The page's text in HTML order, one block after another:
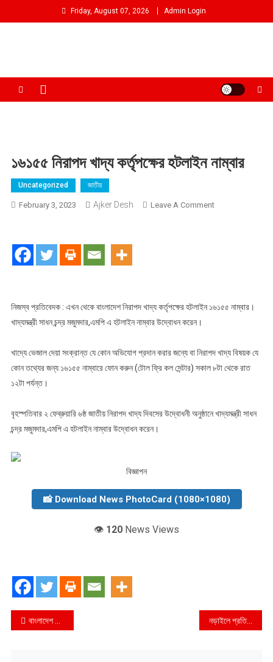
to
Friday, August 07, 2026 Admin Login
১৬১৫৫ নিরাপদ খাদ্য কর্তৃপক্ষের হটলাইন নাম্বার
Uncategorized জাতীয়
February 3, 2023 Ajker Desh Leave A CommentOn
নিজস্ব প্রতিবেদক : এখন থেকে বাংলাদেশ নিরাপদ খাদ্য কর্তৃপক্ষের হটলাইন ১৬১৫৫ নাম্বার।
খাদ্যমন্ত্রী সাধন চন্দ্র মজুমদার,এমপি এ হটলাইন নাম্বার উদ্বোধন করেন।
খাদ্যে ভেজাল দেয়া সংক্রান্ত যে কোন অভিযোগ প্রদান করার জন্যে বা নিরাপদ খাদ্য বিষয়ক যে
কোন তথ্যের জন্য ১৬১৫৫ নাম্বারে ফোন করুন (টোল ফ্রি কল সেন্টার) সকাল ৮টা থেকে রাত
১২টা পর্যন্ত।
বৃহস্পতিবার ২ ফেব্রুয়ারি ৬ষ্ঠ জাতীয় নিরাপদ খাদ্য দিবসের উদ্বোধনী অনুষ্ঠানে খাদ্যমন্ত্রী সাধন
চন্দ্র মজুমদার,এমপি এ হটলাইন নাম্বার উদ্বোধন করেন।
বিজ্ঞাপন
📸 Download News PhotoCard (1080×1080)
👁️ 120 News Views
Post
বাংলাদেশ ইন্টারন্যাশনাল স্কুল অ্যান্ড কলেজ এর আন্তঃ হাউজ বার্ষিক ক্রীড়া প্রতিযোগিতা অনুষ্ঠিত নড়াইলে প্রতিনীয়তই অবৈধ নসিমন করিমন ইজিবাইক দুর্ঘটনায় প্রাণ হারাচ্ছে চালকসহ পথচারী ও ছাত্র-ছাত্রী